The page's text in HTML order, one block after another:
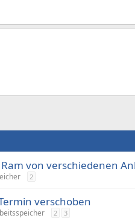
von verschiedenen
2
verschoben
2 3